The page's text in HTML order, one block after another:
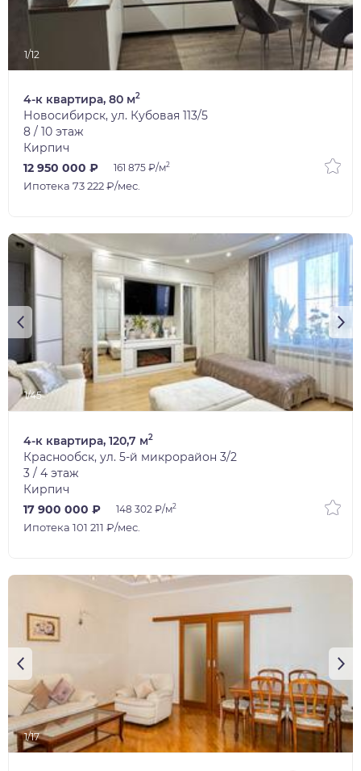
1/12
4-к квартира, 80 м2
Новосибирск, ул. Кубовая 113/5
8 / 10 этаж
Кирпич
12 950 000 ₽
161 875 ₽/м2
Ипотека 73 222 ₽/мес.
1/45
4-к квартира, 120,7 м2
Краснообск, ул. 5-й микрорайон 3/2
3 / 4 этаж
Кирпич
17 900 000 ₽
148 302 ₽/м2
Ипотека 101 211 ₽/мес.
1/17